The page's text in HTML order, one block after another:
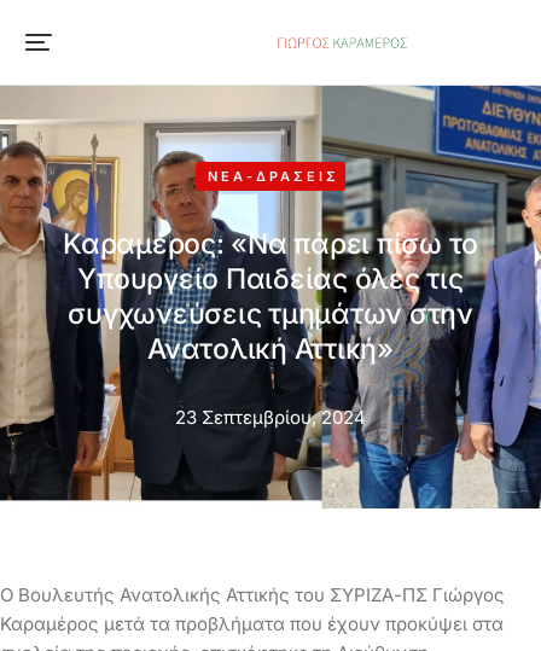
ΝΈΑ-ΔΡΆΣΕΙΣ
Καραμέρος: «Να πάρει πίσω το
Υπουργείο Παιδείας όλες τις
συγχωνεύσεις τμημάτων στην
Ανατολική Αττική»
23 Σεπτεμβρίου, 2024
Ο Βουλευτής Ανατολικής Αττικής του ΣΥΡΙΖΑ-ΠΣ Γιώργος
Καραμέρος μετά τα προβλήματα που έχουν προκύψει στα